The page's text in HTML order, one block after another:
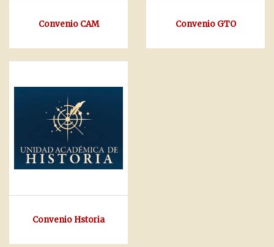
Convenio CAM Convenio GTO
Convenio Hstoria